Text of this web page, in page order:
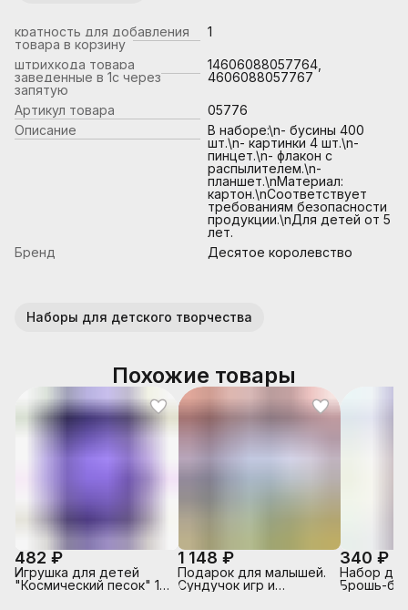
кратность для добавления
товара в корзину
1
штрихкода товара
заведенные в 1с через
запятую
14606088057764,
4606088057767
Артикул товара
05776
Описание
В наборе:\n- бусины 400
шт.\n- картинки 4 шт.\n-
пинцет.\n- флакон с
распылителем.\n-
планшет.\nМатериал:
картон.\nСоответствует
требованиям безопасности
продукции.\nДля детей от 5
лет.
Бренд
Десятое королевство
Наборы для детского творчества
Похожие товары
482 ₽
Игрушка для детей
"Космический песок" 1
1 148 ₽
Подарок для малышей.
Сундучок игр и
340 ₽
Набор
Брошь-